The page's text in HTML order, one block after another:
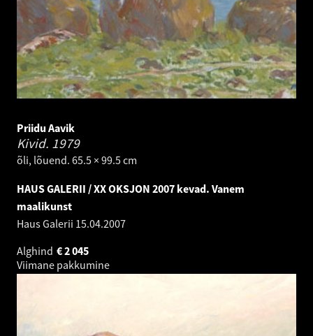
Priidu Aavik
Kivid. 1979
õli, lõuend. 65.5 × 99.5 cm
HAUS GALERII / XX OKSJON 2007 kevad. Vanem
maalikunst
Haus Galerii 15.04.2007
Alghind
2 045
€
Viimane pakkumine